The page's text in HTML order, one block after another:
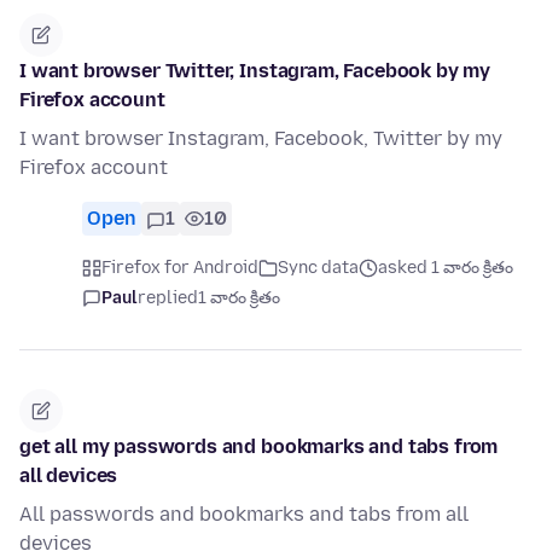
I want browser Twitter, Instagram, Facebook by my
Firefox account
I want browser Instagram, Facebook, Twitter by my
Firefox account
Open 1 10
Firefox for Android Sync data
asked 1 వారం క్రితం
Paulreplied1 వారం క్రితం
get all my passwords and bookmarks and tabs from
all devices
All passwords and bookmarks and tabs from all
devices